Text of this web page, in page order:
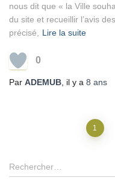
nous dit que « la Ville
du site et recueillir l’avis
précisé,
Lire la suite
0
Par ADEMUB , il y a 8 ans
Pagination
des
1
R
e
Rechercher…